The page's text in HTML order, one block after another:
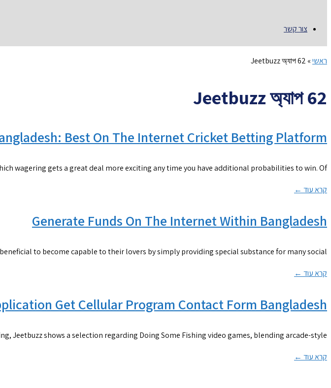
צור קשר
ראשי»
Jeetbuzz অ্যাপ 62
Jeetbuzz অ্যাপ 62
Best On The Internet Cricket Betting Platform
wagering gets a great deal more exciting any time you have additional probabilities to win. Of
קרא עוד ←
Generate Funds On The Internet Within Bangladesh
to become capable to their lovers by simply providing special substance for many social
קרא עוד ←
Get Cellular Program Contact Form Bangladesh
Jeetbuzz shows a selection regarding Doing Some Fishing video games, blending arcade-style
קרא עוד ←